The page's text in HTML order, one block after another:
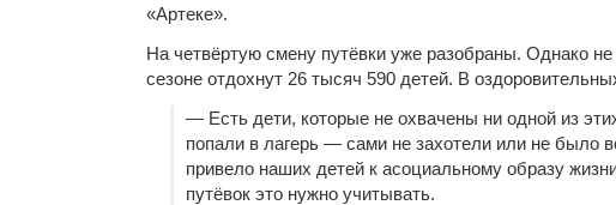
«Артеке».
На четвёртую смену путёвки уже разобраны. Однако
сезоне отдохнут 26 тысяч 590 детей. В
— Есть дети, которые не охвачены ни одной из
попали в лагерь — сами не захотели или не было
привело наших детей к асоциальному образу
путёвок это нужно учитывать.